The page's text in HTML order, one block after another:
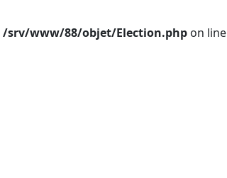
/srv/www/88/objet/Election.php on line